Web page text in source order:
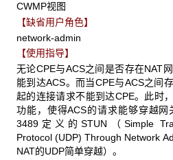
CWMP视图
【缺省用户角色】
network-admin
【使用指导】
无论CPE与ACS之间是否存在NAT
能到达ACS。而当CPE与ACS之间
起的连接请求不能到达CPE。此时
功能，使得ACS的请求能够穿越
3489定义的STUN（Simple
Protocol (UDP) Through Network
NAT的UDP简单穿越）。